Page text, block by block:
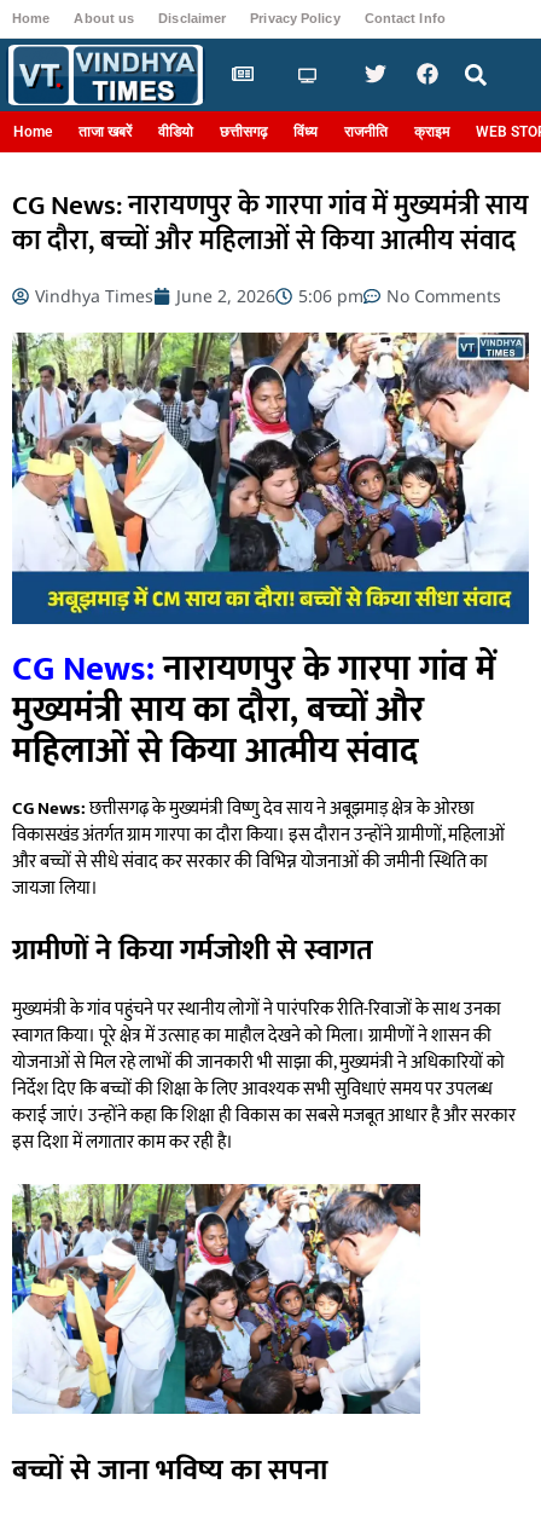
Home About us Disclaimer Privacy Policy Contact Info
Home ताजा खबरें वीडियो छत्तीसगढ़ विंध्य राजनीति क्राइम WEB
CG News: नारायणपुर के गारपा गांव में मुख्यमंत्री साय
का दौरा, बच्चों और महिलाओं से किया आत्मीय संवाद
Vindhya Times June 2, 2026 5:06 pm No Comments
CG News:नारायणपुर के गारपा गांव में
मुख्यमंत्री साय का दौरा, बच्चों और
महिलाओं से किया आत्मीय संवाद
CG News:छत्तीसगढ़ के मुख्यमंत्री विष्णु देव साय ने अबूझमाड़ क्षेत्र के ओरछा
विकासखंड अंतर्गत ग्राम गारपा का दौरा किया। इस दौरान उन्होंने ग्रामीणों, महिलाओं
और बच्चों से सीधे संवाद कर सरकार की विभिन्न योजनाओं की जमीनी स्थिति का
जायजा लिया।
ग्रामीणों ने किया गर्मजोशी से स्वागत
मुख्यमंत्री के गांव पहुंचने पर स्थानीय लोगों ने पारंपरिक रीति-रिवाजों के साथ उनका
स्वागत किया। पूरे क्षेत्र में उत्साह का माहौल देखने को मिला। ग्रामीणों ने शासन की
योजनाओं से मिल रहे लाभों की जानकारी भी साझा की, मुख्यमंत्री ने अधिकारियों को
निर्देश दिए कि बच्चों की शिक्षा के लिए आवश्यक सभी सुविधाएं समय पर उपलब्ध
कराई जाएं। उन्होंने कहा कि शिक्षा ही विकास का सबसे मजबूत आधार है और सरकार
इस दिशा में लगातार काम कर रही है।
बच्चों से जाना भविष्य का सपना